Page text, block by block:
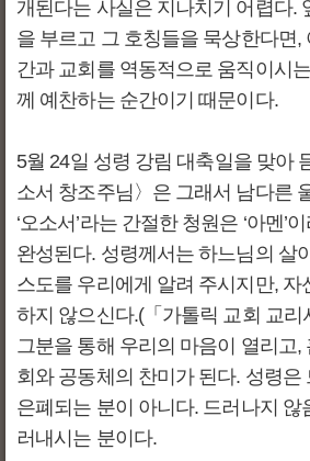
개된다는 사실은 지나치기 어렵다.
을 부르고 그 호칭들을 묵상한다면,
간과 교회를 역동적으로 움직이시
께 예찬하는 순간이기 때문이다.
5월 24일 성령 강림 대축일을 맞아
소서 창조주님〉은 그래서 남다른
‘오소서’라는 간절한 청원은 ‘아멘’
완성된다. 성령께서는 하느님의 살
스도를 우리에게 알려 주시지만, 자
하지 않으신다.(「가톨릭 교회 교리
그분을 통해 우리의 마음이 열리고,
회와 공동체의 찬미가 된다. 성령은
은폐되는 분이 아니다. 드러나지 않
러내시는 분이다.